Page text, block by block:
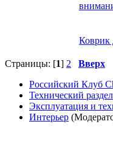
Коврик
Страницы: [1] 2
Вверх
Российский Клуб
Технический
Эксплуатация и
Интерьер